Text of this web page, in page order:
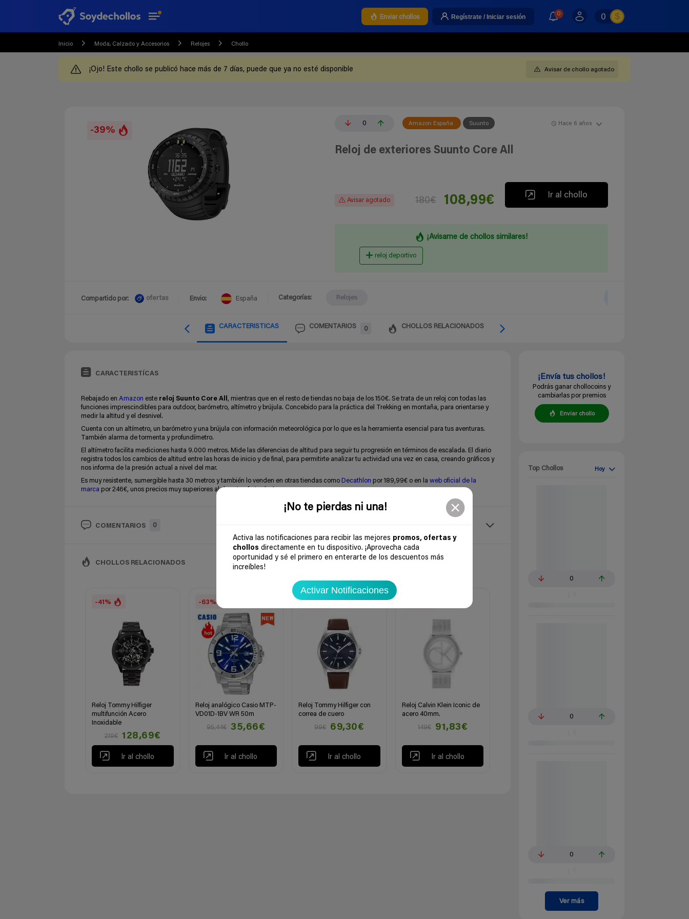
¡No te pierdas ni una!
Activa las notificaciones para recibir las mejores promos, ofertas y
chollos directamente en tu dispositivo. ¡Aprovecha cada
oportunidad y sé el primero en enterarte de los descuentos más
increíbles!
Activar Notificaciones
Enviar chollos Regístrate / Iniciar sesión 0 0
Inicio Moda, Calzado y Accesorios Relojes Chollo
¡Ojo! Este chollo se publicó hace más de 7 días, puede que ya no esté disponible Avisar de chollo agotado
-39%
0 Amazon España Suunto Hace 6 años
Reloj de exteriores Suunto Core All
Avisar agotado 180€ 108,99€ Ir al chollo
¡Avisame de chollos similares!
reloj deportivo
Compartido por: ofertas Envio: España Categorías: Relojes
CARACTERISTICAS COMENTARIOS 0 CHOLLOS RELACIONADOS
CARACTERISTÍCAS
Rebajado en Amazon este reloj Suunto Core All , mientras que en el resto de tiendas no baja de los 150€. Se trata de un reloj con todas las
funciones imprescindibles para outdoor, barómetro, altímetro y brújula. Concebido para la práctica del Trekking en montaña, para orientarse y
medir la altitud y el desnivel.
Cuenta con un altímetro, un barómetro y una brújula con información meteorológica por lo que es la herramienta esencial para tus aventuras.
También alarma de tormenta y profundímetro.
El altímetro facilita mediciones hasta 9.000 metros. Mide las diferencias de altitud para seguir tu progresión en términos de escalada. El diario
registra todos los cambios de altitud entre las horas de inicio y de final, para permitirte analizar tu actividad una vez en casa, creando gráficos y
nos informa de la presión actual a nivel del mar.
Es muy resistente, sumergible hasta 30 metros y también lo venden en otras tiendas como Decathlon por 189,99€ o en la web oficial de la
marca por 246€, unos precios muy superiores al de esta oferta de Amazon.
COMENTARIOS 0
CHOLLOS RELACIONADOS
-41%
Reloj Tommy Hilfiger
multifunción Acero
Inoxidable
219€
128,69€
Ir al chollo
-63%
Reloj analógico Casio MTP-
VD01D-1BV WR 50m
95,44€
35,66€
Ir al chollo
-30%
Reloj Tommy Hilfiger con
correa de cuero
99€
69,30€
Ir al chollo
Reloj Calvin Klein Iconic de
acero 40mm.
149€
91,83€
Ir al chollo
¡Envía tus chollos!
Podrás ganar chollocoins y
cambiarlas por premios
Enviar chollo
Top Chollos Hoy
0
0
0
Ver más